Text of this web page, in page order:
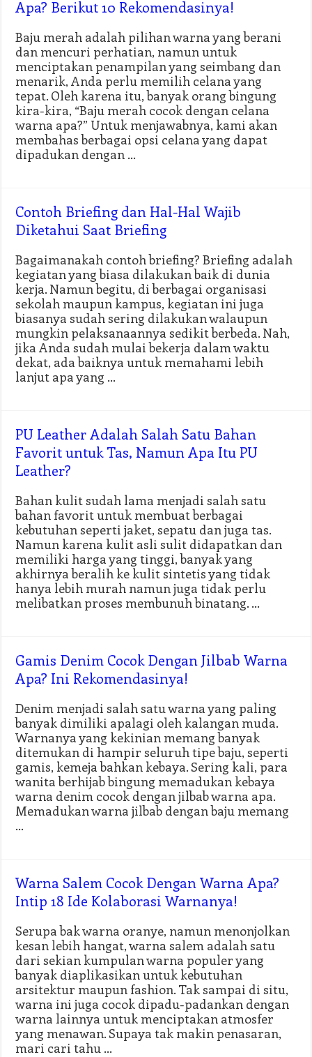
Apa? Berikut 10 Rekomendasinya!
Baju merah adalah pilihan warna yang berani
dan mencuri perhatian, namun untuk
menciptakan penampilan yang seimbang dan
menarik, Anda perlu memilih celana yang
tepat. Oleh karena itu, banyak orang bingung
kira-kira, “Baju merah cocok dengan celana
warna apa?” Untuk menjawabnya, kami akan
membahas berbagai opsi celana yang dapat
dipadukan dengan …
Contoh Briefing dan Hal-Hal Wajib
Diketahui Saat Briefing
Bagaimanakah contoh briefing? Briefing adalah
kegiatan yang biasa dilakukan baik di dunia
kerja. Namun begitu, di berbagai organisasi
sekolah maupun kampus, kegiatan ini juga
biasanya sudah sering dilakukan walaupun
mungkin pelaksanaannya sedikit berbeda. Nah,
jika Anda sudah mulai bekerja dalam waktu
dekat, ada baiknya untuk memahami lebih
lanjut apa yang …
PU Leather Adalah Salah Satu Bahan
Favorit untuk Tas, Namun Apa Itu PU
Leather?
Bahan kulit sudah lama menjadi salah satu
bahan favorit untuk membuat berbagai
kebutuhan seperti jaket, sepatu dan juga tas.
Namun karena kulit asli sulit didapatkan dan
memiliki harga yang tinggi, banyak yang
akhirnya beralih ke kulit sintetis yang tidak
hanya lebih murah namun juga tidak perlu
melibatkan proses membunuh binatang. …
Gamis Denim Cocok Dengan Jilbab Warna
Apa? Ini Rekomendasinya!
Denim menjadi salah satu warna yang paling
banyak dimiliki apalagi oleh kalangan muda.
Warnanya yang kekinian memang banyak
ditemukan di hampir seluruh tipe baju, seperti
gamis, kemeja bahkan kebaya. Sering kali, para
wanita berhijab bingung memadukan kebaya
warna denim cocok dengan jilbab warna apa.
Memadukan warna jilbab dengan baju memang
…
Warna Salem Cocok Dengan Warna Apa?
Intip 18 Ide Kolaborasi Warnanya!
Serupa bak warna oranye, namun menonjolkan
kesan lebih hangat, warna salem adalah satu
dari sekian kumpulan warna populer yang
banyak diaplikasikan untuk kebutuhan
arsitektur maupun fashion. Tak sampai di situ,
warna ini juga cocok dipadu-padankan dengan
warna lainnya untuk menciptakan atmosfer
yang menawan. Supaya tak makin penasaran,
mari cari tahu …